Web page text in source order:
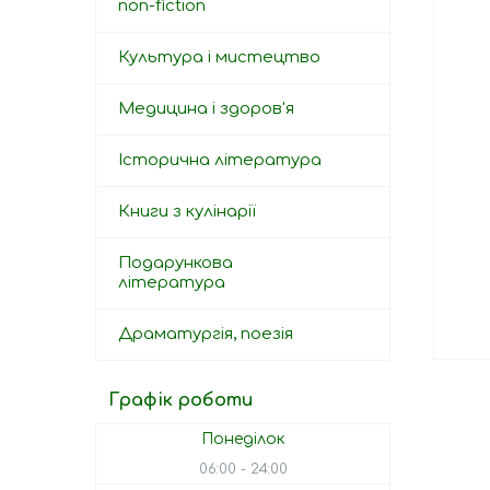
non-fiction
Культура і мистецтво
Медицина і здоров'я
Історична література
Книги з кулінарії
Подарункова
література
Драматургія, поезія
Графік роботи
Понеділок
06:00 24:00